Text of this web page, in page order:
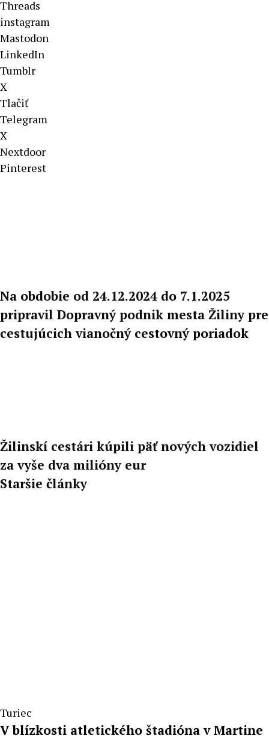
Threads
instagram
Mastodon
LinkedIn
Tumblr
X
Tlačiť
Telegram
X
Nextdoor
Pinterest
Na obdobie od 24.12.2024 do 7.1.2025
pripravil Dopravný podnik mesta Žiliny pre
cestujúcich vianočný cestovný poriadok
Žilinskí cestári kúpili päť nových vozidiel
za vyše dva milióny eur
Staršie články
Turiec
V blízkosti atletického štadióna v Martine